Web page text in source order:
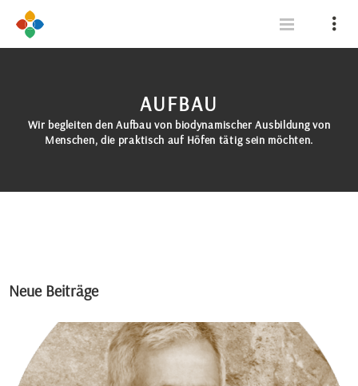
AUFBAU
Wir begleiten den Aufbau von biodynamischer Ausbildung von
Menschen, die praktisch auf Höfen tätig sein möchten.
Neue Beiträge